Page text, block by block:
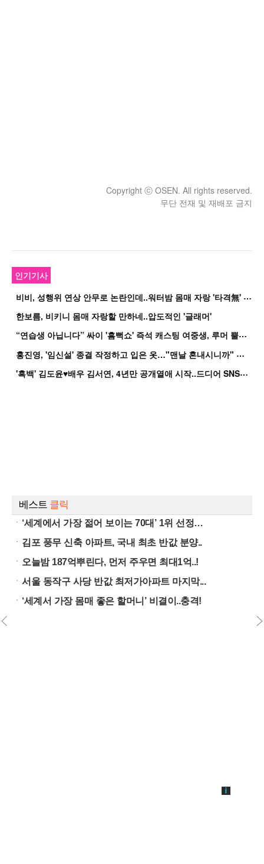
Copyright ⓒ OSEN. All rights reserved.
무단 전재 및 재배포 금지
인기기사
비
비, 성행위 연상 안무로 논란인데..워터밤 몸매 자랑 '타격無' 근황
한보름, 비키니 몸매 자랑할 만하네..압도적인 '글래머'
“
연습생 아닙니다” 싸이 '흠뻑쇼' 즉석 캐스팅 여중생, 루머 뿔났다[Oh!쎈 이...
홍
진영, '임신설' 종결 작정하고 입은 옷…"맨날 혼내시니까" 억울
'
흑백' 김도윤♥배우 김서연, 4년만 공개열애 시작..드디어 SNS에 노출 [핫피...